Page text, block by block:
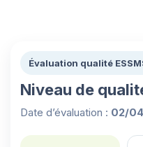
Évaluation qualité
Niveau de
Date d’évaluation : 02/